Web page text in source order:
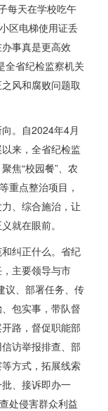
每天在学校吃午
区电梯使用证丢
事真是更高效
省纪检监察机关
风和腐败问题取
。自2024年4月
来，全省纪检监
焦“校园餐”、农
重点整治项目，
、综合施治，让
就在眼前。
纠正什么。省纪
主要领导与市
议、部署任务、传
包实事，带队督
路，督促职能部
访举报排查、部
方式，拓展线索
、接诉即办一
处侵害群众利益